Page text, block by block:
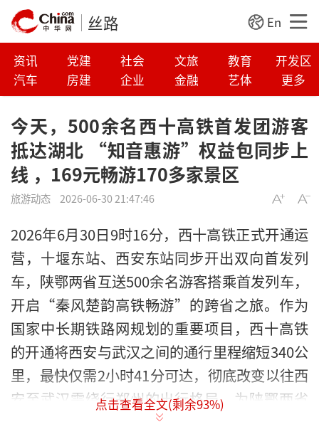
丝路 En
资讯 党建 社会 文旅 教育
开发区
汽车
房建 企业 金融 艺体 更多
今天，500余名西十高铁首发团游客
抵达湖北 “知音惠游”权益包同步上
线 ，169元畅游170多家景区
旅游动态 2026-06-30 21:47:46
2026年6月30日9时16分，西十高铁正式开通运
营，十堰东站、西安东站同步开出双向首发列
车，陕鄂两省互送500余名游客搭乘首发列车，
开启“秦风楚韵高铁畅游”的跨省之旅。作为
国家中长期铁路网规划的重要项目，西十高铁
的开通将西安与武汉之间的通行里程缩短340公
里，最快仅需2小时41分可达，彻底改变以往西
安至武汉需绕行郑州的出行格局，为陕鄂两省
文旅深度融合、西北客源市场拓展打通了高速
点击查看全文(剩余93%)